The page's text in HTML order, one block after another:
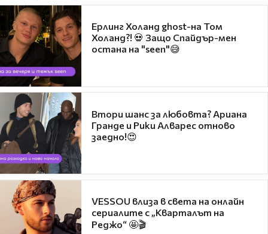
Ерлинг Холанд ghost-на Том
Холанд?! 💀 Защо Спайдър-мен
остана на "seen"😅
Втори шанс за любовта? Ариана
Гранде и Рики Алварес отново
заедно!😍
VESSOU влиза в света на онлайн
сериалите с „Кварталът на
Реджо“ 🤩🎬